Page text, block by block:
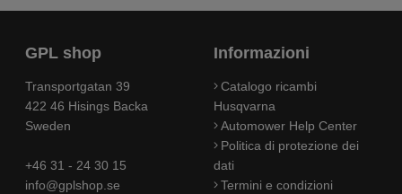
GPL shop
Transportgatan 39
422 46 Hisings Backa
Sweden
+46 31 - 24 30 15
info@gplshop.se
Informazioni
Catalogo ricambi
Husqvarna
Automower Help Center
Politica di protezione dei
dati
Termini e condizioni